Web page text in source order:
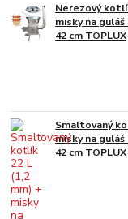
Nerezový
misky na
42 cm TOPLUX
Smaltovaný
misky na
42 cm TOPLUX